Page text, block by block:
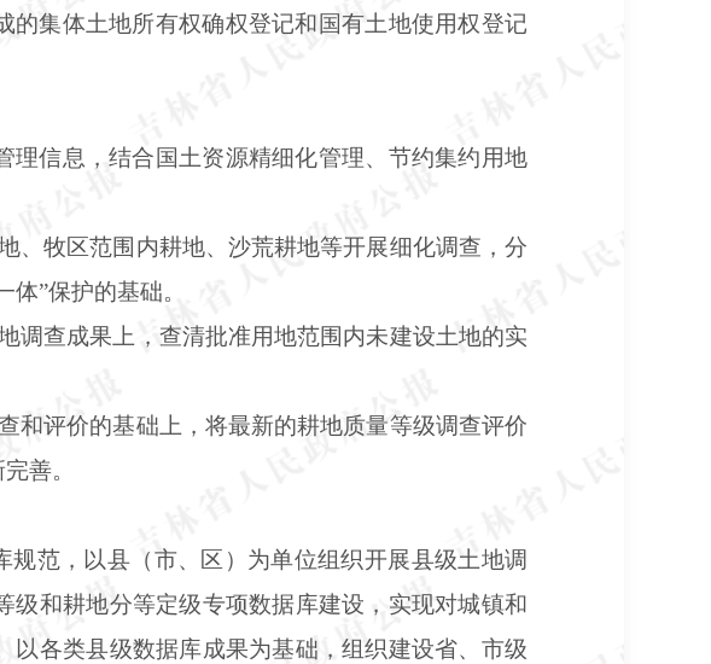
集体土地所有权确权登记和国有土地使用权登记
信息，结合国土资源精细化管理、节约集约用地
、牧区范围内耕地、沙荒耕地等开展细化调查，分
”保护的基础。
调查成果上，查清批准用地范围内未建设土地的实
和评价的基础上，将最新的耕地质量等级调查评价
善。
范，以县（市、区）为单位组织开展县级土地调
和耕地分等定级专项数据库建设，实现对城镇和
各类县级数据库成果为基础，组织建设省、市级